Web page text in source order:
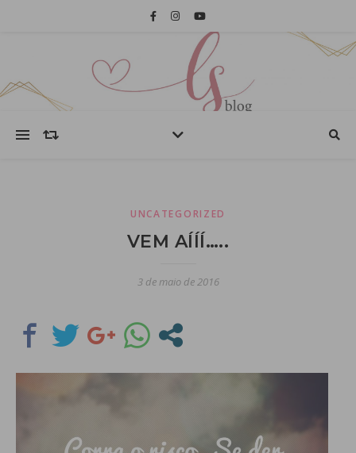
UNCATEGORIZED
VEM AÍÍÍ…..
3 de maio de 2016